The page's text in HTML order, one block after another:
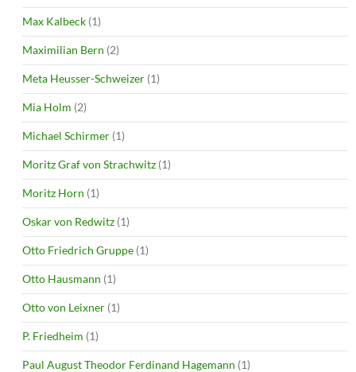
Max Kalbeck (1)
Maximilian Bern (2)
Meta Heusser-Schweizer (1)
Mia Holm (2)
Michael Schirmer (1)
Moritz Graf von Strachwitz (1)
Moritz Horn (1)
Oskar von Redwitz (1)
Otto Friedrich Gruppe (1)
Otto Hausmann (1)
Otto von Leixner (1)
P. Friedheim (1)
Paul August Theodor Ferdinand Hagemann (1)